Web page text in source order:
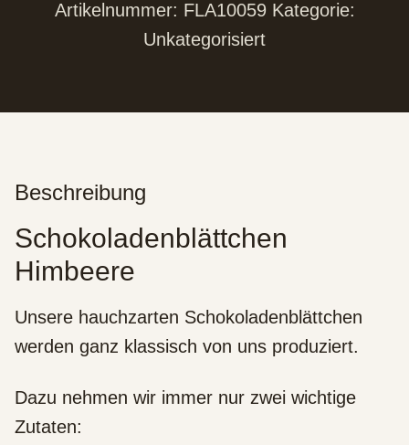
Artikelnummer: FLA10059 Kategorie:
Unkategorisiert
Beschreibung
Schokoladenblättchen
Himbeere
Unsere hauchzarten Schokoladenblättchen
werden ganz klassisch von uns produziert.
Dazu nehmen wir immer nur zwei wichtige
Zutaten: